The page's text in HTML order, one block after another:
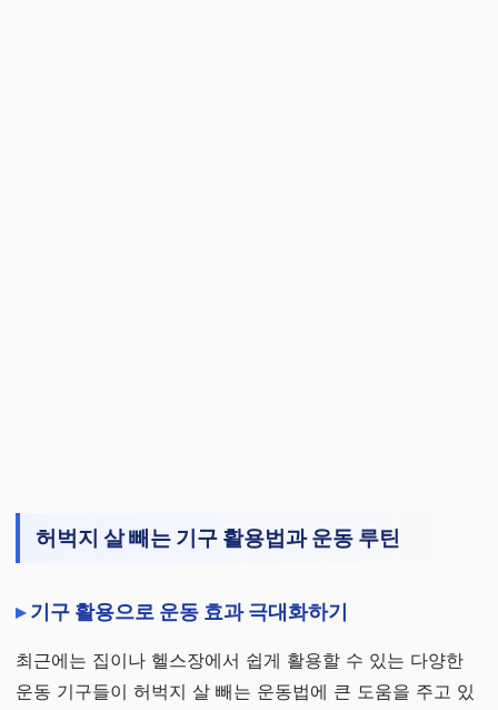
허벅지 살 빼는 기구 활용법과 운동 루틴
기구 활용으로 운동 효과 극대화하기
최근에는 집이나 헬스장에서 쉽게 활용할 수 있는 다양한
운동 기구들이 허벅지 살 빼는 운동법에 큰 도움을 주고 있